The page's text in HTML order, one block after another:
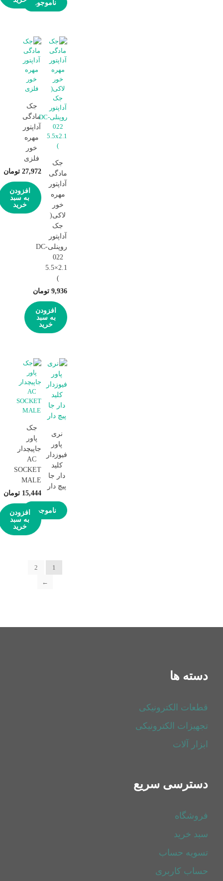
ناموجود
جک
مادگی
آداپتور
مهره
خور
لاکی(
جک
آداپتور
روپنلیDC-
022
5.5×2.1
)
9,936 تومان
افزودن
به سبد
خرید
جک
مادگی
آداپتور
مهره
خور
فلزی
27,972 تومان
افزودن
به سبد
خرید
نری
پاور
فیوزدار
کلید
دار جا
پیچ دار
ناموجود
جک
پاور
جاپیچدار
AC
SOCKET
MALE
15,444 تومان
افزودن
به سبد
خرید
1
2
←
دسته ها
قطعات الکترونیکی
تجهیزات الکترونیکی
ابزار آلات
دسترسی سریع
فروشگاه
سبد خرید
تسویه حساب
حساب کاربری